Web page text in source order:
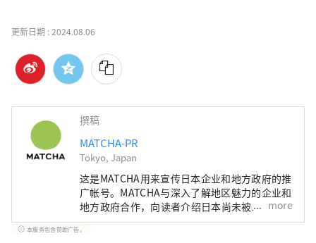
更新日期 :2024.08.06
撰稿
MATCHA-PR
Tokyo, Japan
这是MATCHA用来宣传日本企业和地方政府的推
广帐号。MATCHA与深入了解地区魅力的企业和
地方政府合作，向读者介绍日本尚未被发现的魅
力！同时我们也根据该地区的政府和企业等提供
值得信赖的资讯撰写文章。
more
本服务包含赞助广告。